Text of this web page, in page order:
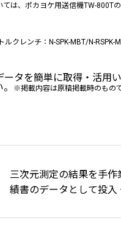
は、ポカヨケ用送信機TW-800T
レンチ：N-SPK-MBT/N-RSPK-
タを簡単に取得・活用
※掲載内容は原稿掲載時のもの
三次元測定の結果を手作
績書のデータとして投入